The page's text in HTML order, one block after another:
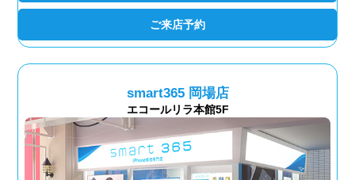
ご来店予約
smart365 岡場店
エコールリラ本館5F